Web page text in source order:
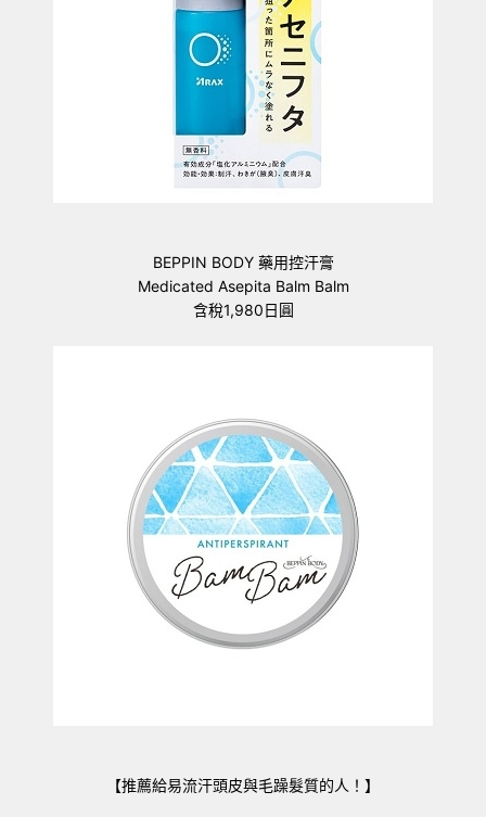
BEPPIN BODY 藥用控汗膏
Medicated Asepita Balm Balm
含稅1,980日圓
【推薦給易流汗頭皮與毛躁髮質的人！】